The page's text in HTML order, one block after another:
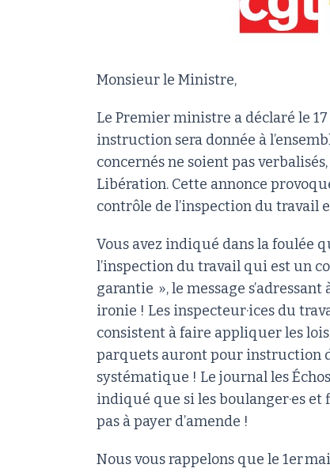
Monsieur le Ministre,
Le Premier ministre a déclaré le
instruction sera donnée à
concernés ne soient pas
Libération. Cette annonce
contrôle de l’inspection du travail
Vous avez indiqué dans la foulée
l’inspection du travail qui est un
garantie », le message
ironie ! Les inspecteur·ices du
consistent à faire appliquer les
parquets auront pour instruction
systématique ! Le journal les
indiqué que si les boulanger·es et
pas à payer d’amende !
Nous vous rappelons que le 1er